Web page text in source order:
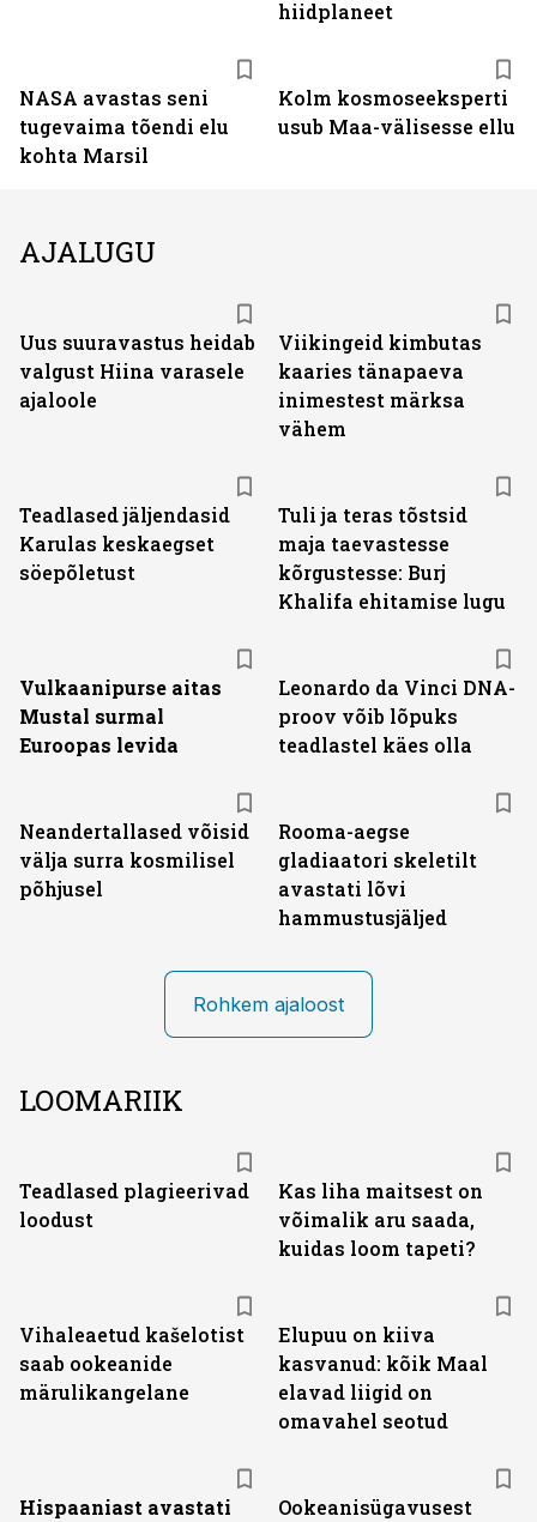
hiidplaneet
NASA avastas seni
tugevaima tõendi elu
kohta Marsil
Kolm kosmoseeksperti
usub Maa-välisesse ellu
AJALUGU
Uus suuravastus heidab
valgust Hiina varasele
ajaloole
Viikingeid kimbutas
kaaries tänapaeva
inimestest märksa
vähem
Teadlased jäljendasid
Karulas keskaegset
söepõletust
Tuli ja teras tõstsid
maja taevastesse
kõrgustesse: Burj
Khalifa ehitamise lugu
Vulkaanipurse aitas
Mustal surmal
Euroopas levida
Leonardo da Vinci DNA-
proov võib lõpuks
teadlastel käes olla
Neandertallased võisid
välja surra kosmilisel
põhjusel
Rooma-aegse
gladiaatori skeletilt
avastati lõvi
hammustusjäljed
Rohkem ajaloost
LOOMARIIK
Teadlased plagieerivad
loodust
Kas liha maitsest on
võimalik aru saada,
kuidas loom tapeti?
Vihaleaetud kašelotist
saab ookeanide
märulikangelane
Elupuu on kiiva
kasvanud: kõik Maal
elavad liigid on
omavahel seotud
Hispaaniast avastati
Ookeanisügavusest